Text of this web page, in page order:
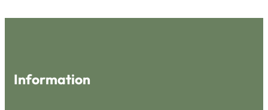
Information